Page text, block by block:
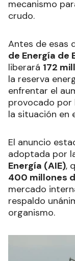
mecanismo
crudo.
Antes de esas
de Energía de
liberará 172
la reserva
enfrentar el
provocado por
la situación en
El anuncio
adoptada por
Energía (AIE),
400 millones
mercado
respaldo
organismo.